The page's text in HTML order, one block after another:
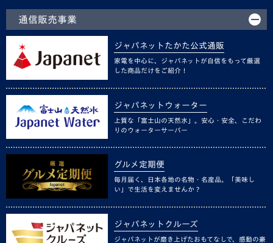
通信販売事業
ジャパネットたかた公式通販
家電を中心に、ジャパネットが自信をもって厳選
した商品だけをご紹介！
ジャパネットウォーター
上質な「富士山の天然水」。安心・安全、こだわ
りのウォーターサーバー
グルメ定期便
毎月届く、日本各地の名物・名産品。「美味し
い」で生活を変えませんか？
ジャパネットクルーズ
ジャパネットが磨き上げたおもてなしで、感動の豪